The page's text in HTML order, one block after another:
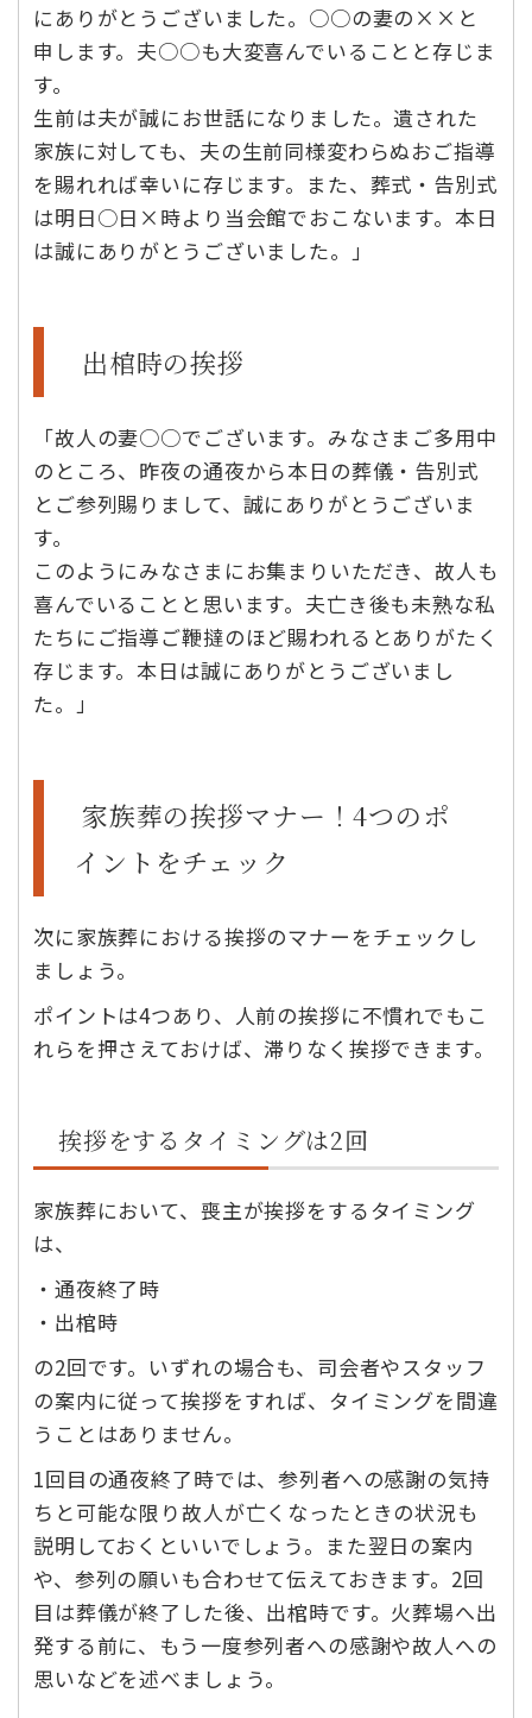
にありがとうございました。○○の妻の××と
申します。夫○○も大変喜んでいることと存じま
す。
生前は夫が誠にお世話になりました。遺された
家族に対しても、夫の生前同様変わらぬおご指導
を賜れれば幸いに存じます。また、葬式・告別式
は明日○日×時より当会館でおこないます。本日
は誠にありがとうございました。」
出棺時の挨拶
「故人の妻○○でございます。みなさまご多用中
のところ、昨夜の通夜から本日の葬儀・告別式
とご参列賜りまして、誠にありがとうございま
す。
このようにみなさまにお集まりいただき、故人も
喜んでいることと思います。夫亡き後も未熟な私
たちにご指導ご鞭撻のほど賜われるとありがたく
存じます。本日は誠にありがとうございまし
た。」
家族葬の挨拶マナー！4つのポ
イントをチェック
次に家族葬における挨拶のマナーをチェックし
ましょう。
ポイントは4つあり、人前の挨拶に不慣れでもこ
れらを押さえておけば、滞りなく挨拶できます。
挨拶をするタイミングは2回
家族葬において、喪主が挨拶をするタイミング
は、
・通夜終了時
・出棺時
の2回です。いずれの場合も、司会者やスタッフ
の案内に従って挨拶をすれば、タイミングを間違
うことはありません。
1回目の通夜終了時では、参列者への感謝の気持
ちと可能な限り故人が亡くなったときの状況も
説明しておくといいでしょう。また翌日の案内
や、参列の願いも合わせて伝えておきます。2回
目は葬儀が終了した後、出棺時です。火葬場へ出
発する前に、もう一度参列者への感謝や故人への
思いなどを述べましょう。